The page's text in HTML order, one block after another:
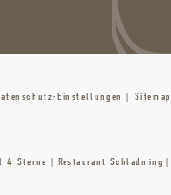
Einstellungen Sitemap
4 Sterne Restaurant Schladming